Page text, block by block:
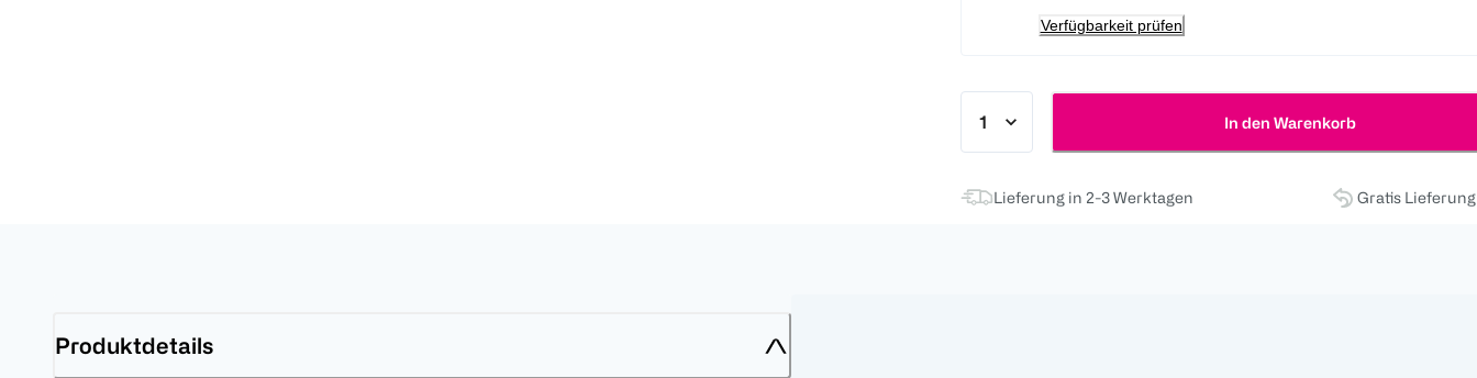
Verfügbarkeit prüfen
In den Warenkorb
Lieferung in 2-3 Werktagen Gratis
Produktdetails